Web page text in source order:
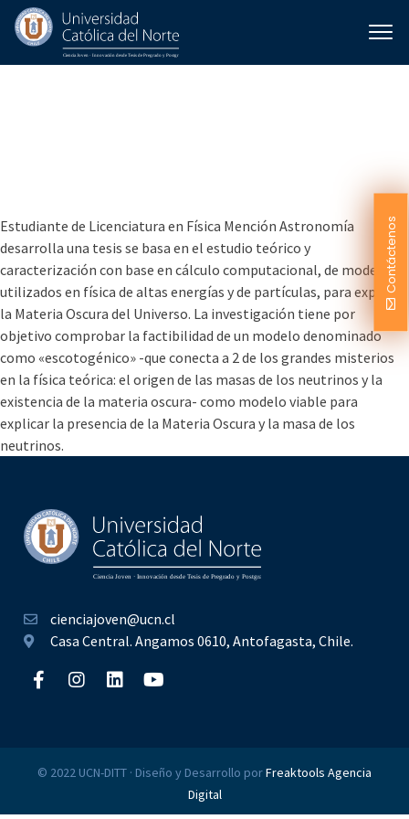
Contáctenos
Estudiante de Licenciatura en Física Mención Astronomía
desarrolla una tesis se basa en el estudio teórico y
caracterización con base en cálculo computacional, de modelos
utilizados en física de altas energías y de partículas, para explicar
la Materia Oscura del Universo. La investigación tiene por
objetivo comprobar la factibilidad de un modelo denominado
como «escotogénico» -que conecta a 2 de los grandes misterios
en la física teórica: el origen de las masas de los neutrinos y la
existencia de la materia oscura- como modelo viable para
explicar la presencia de la Materia Oscura y la masa de los
neutrinos.
cienciajoven@ucn.cl
Casa Central. Angamos 0610, Antofagasta, Chile.
© 2022 UCN-DITT · Diseño y Desarrollo porFreaktools Agencia
Digital